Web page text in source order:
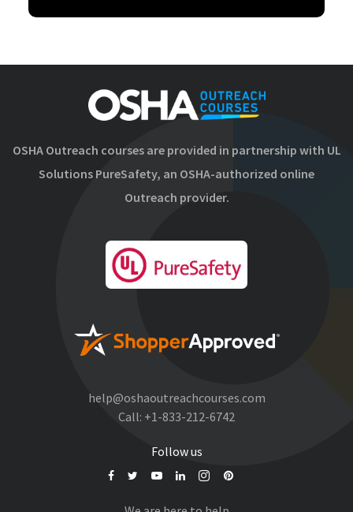
OSHA Outreach courses are provided in partnership with UL
Solutions PureSafety, an OSHA-authorized online
Outreach provider.
help@oshaoutreachcourses.com
Call: +1-833-212-6742
Follow us